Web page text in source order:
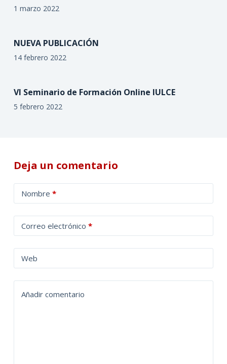
1 marzo 2022
NUEVA PUBLICACIÓN
14 febrero 2022
VI Seminario de Formación Online IULCE
5 febrero 2022
Deja un comentario
Nombre *
Correo electrónico *
Web
Añadir comentario
l
t
a
t